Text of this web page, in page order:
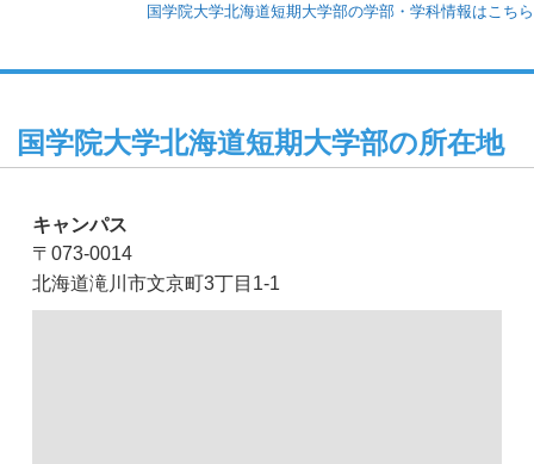
国学院大学北海道短期大学部の学部・学科情報はこちら
国学院大学北海道短期大学部の所在地
キャンパス
〒073-0014
北海道滝川市文京町3丁目1-1